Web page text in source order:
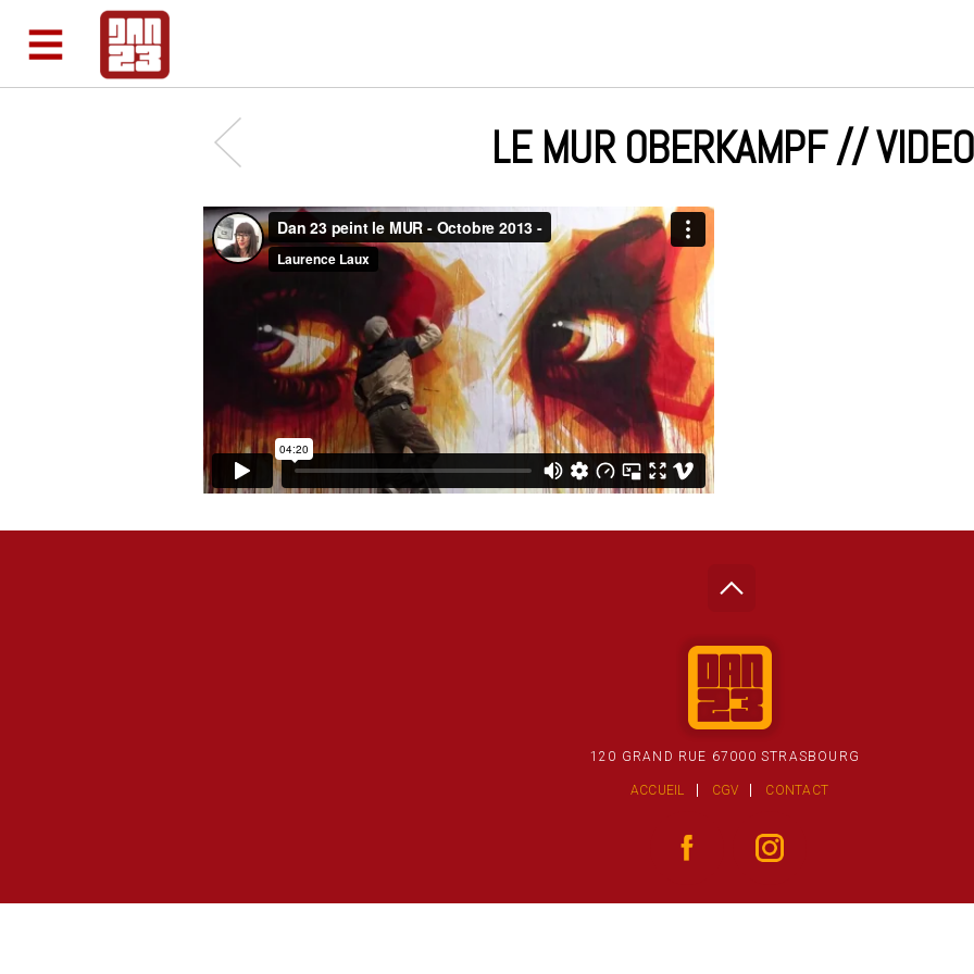
LE MUR OBERKAMPF // VIDEO
120 GRAND RUE 67000 STRASBOURG
ACCUEIL CGV CONTACT